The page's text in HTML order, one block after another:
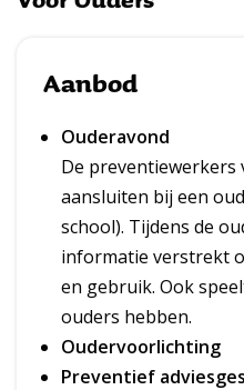
Aanbod
Ouderavond
De preventiewerkers
aansluiten bij een
school). Tijdens de
informatie verstrekt
en gebruik. Ook
ouders hebben.
Oudervoorlichting
Preventief